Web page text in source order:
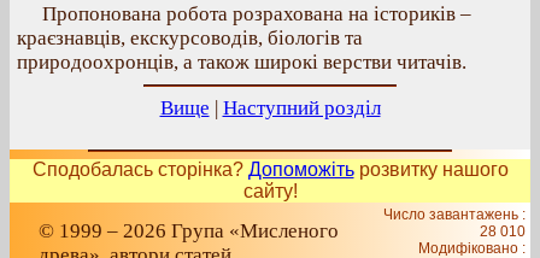
Пропонована робота розрахована на істориків –
краєзнавців, екскурсоводів, біологів та
природоохронців, а також широкі верстви читачів.
Вище | Наступний розділ
Сподобалась сторінка? Допоможітьрозвитку нашого
сайту!
© 1999 – 2026 Група «Мисленого
Число завантажень :
28 010
Модифіковано :